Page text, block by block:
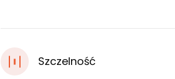
Szczelność